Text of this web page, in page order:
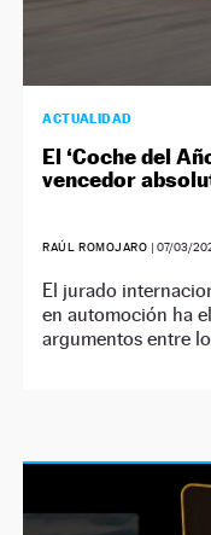
ACTUALIDAD
El ‘Coche del
vencedor
RAÚL ROMOJARO | 07/03/
El jurado
en automoción ha
argumentos entre